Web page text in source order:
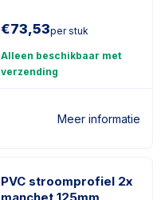
€73,53per stuk
Alleen beschikbaar met
verzending
Meer informatie
PVC stroomprofiel 2x